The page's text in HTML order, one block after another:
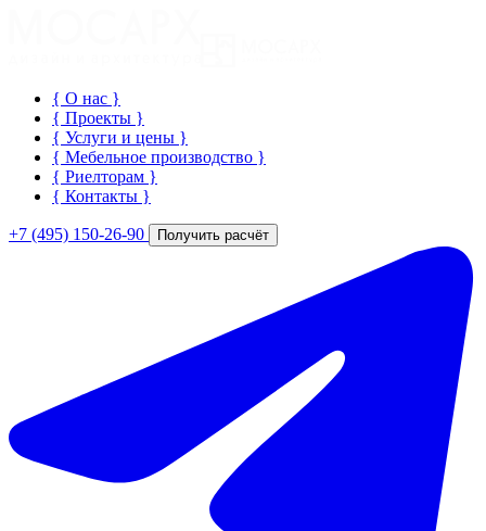
{ О нас }
{ Проекты }
{ Услуги и цены }
{ Мебельное производство }
{ Риелторам }
{ Контакты }
+7 (495) 150-26-90 Получить расчёт